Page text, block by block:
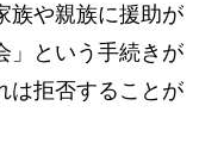
族や親族に援助が
」という手続きが
は拒否することが